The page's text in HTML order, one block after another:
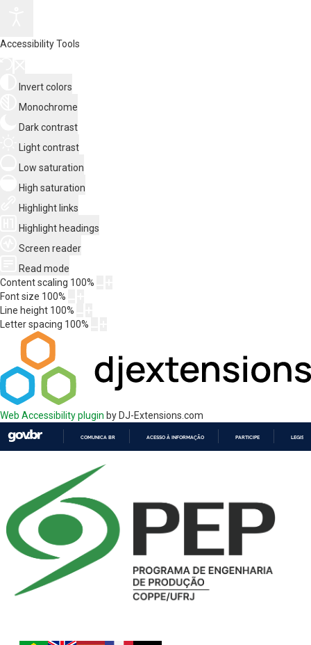
Accessibility Tools
Invert colors
Monochrome
Dark contrast
Light contrast
Low saturation
High saturation
Highlight links
Highlight headings
Screen reader
Read mode
Content scaling 100%
Font size 100%
Line height 100%
Letter spacing 100%
Web Accessibility plugin by DJ-Extensions.com
COMUNICA BR ACESSO À INFORMAÇÃO PARTICIPE